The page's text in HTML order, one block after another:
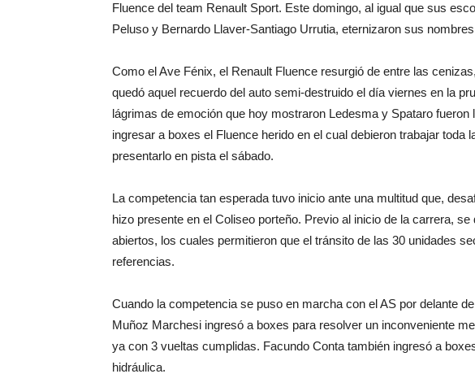
Fluence del team Renault Sport. Este domingo, al igual que sus
Peluso y Bernardo Llaver-Santiago Urrutia, eternizaron sus
Como el Ave Fénix, el Renault Fluence resurgió de entre las
quedó aquel recuerdo del auto semi-destruido el día viernes en la
lágrimas de emoción que hoy mostraron Ledesma y Spataro
ingresar a boxes el Fluence herido en el cual debieron trabajar toda
presentarlo en pista el sábado.
La competencia tan esperada tuvo inicio ante una multitud que,
hizo presente en el Coliseo porteño. Previo al inicio de la carrera,
abiertos, los cuales permitieron que el tránsito de las 30 unidades
referencias.
Cuando la competencia se puso en marcha con el AS por delante
Muñoz Marchesi ingresó a boxes para resolver un inconveniente
ya con 3 vueltas cumplidas. Facundo Conta también ingresó a
hidráulica.